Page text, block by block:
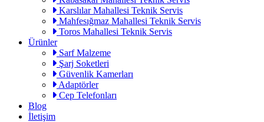
Karslılar Mahallesi Teknik Servis
Mahfesığmaz Mahallesi Teknik Servis
Toros Mahallesi Teknik Servis
Ürünler
Sarf Malzeme
Şarj Soketleri
Güvenlik Kamerları
Adaptörler
Cep Telefonları
Blog
İletişim